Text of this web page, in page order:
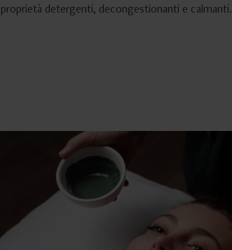
proprietà detergenti, decongestionanti e calmanti.